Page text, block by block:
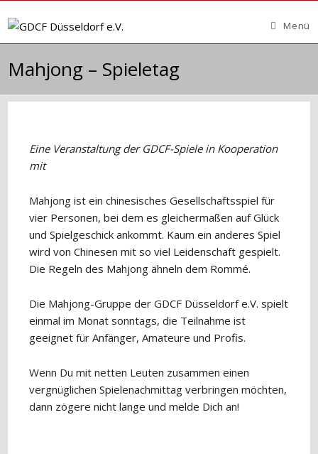
Inhalt
Menü
Mahjong – Spieletag
Eine Veranstaltung der GDCF-Spiele in Kooperation
mit
Mahjong ist ein chinesisches Gesellschaftsspiel für
vier Personen, bei dem es gleichermaßen auf Glück
und Spielgeschick ankommt. Kaum ein anderes Spiel
wird von Chinesen mit so viel Leidenschaft gespielt.
Die Regeln des Mahjong ähneln dem Rommé.
Die Mahjong-Gruppe der GDCF Düsseldorf e.V. spielt
einmal im Monat sonntags, die Teilnahme ist
geeignet für Anfänger, Amateure und Profis.
Wenn Du mit netten Leuten zusammen einen
vergnüglichen Spielenachmittag verbringen möchten,
dann zögere nicht lange und melde Dich an!